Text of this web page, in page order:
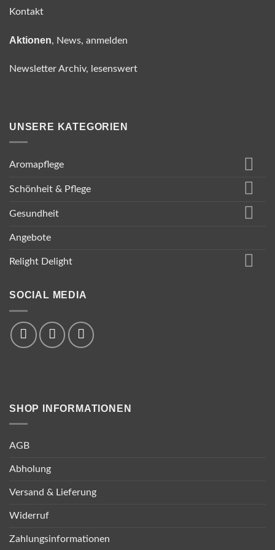
Kontakt
Aktionen, News, anmelden
Newsletter Archiv, lesenswert
UNSERE KATEGORIEN
Aromapflege
Schönheit & Pflege
Gesundheit
Angebote
Relight Delight
SOCIAL MEDIA
SHOP INFORMATIONEN
AGB
Abholung
Versand & Lieferung
Widerruf
Zahlungsinformationen